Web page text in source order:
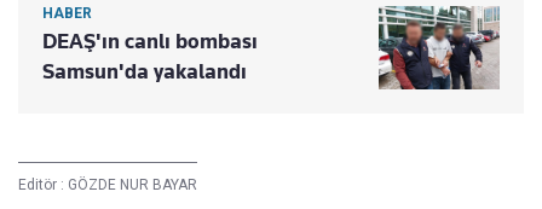
HABER
DEAŞ'ın canlı bombası
Samsun'da yakalandı
Editör : GÖZDE NUR BAYAR